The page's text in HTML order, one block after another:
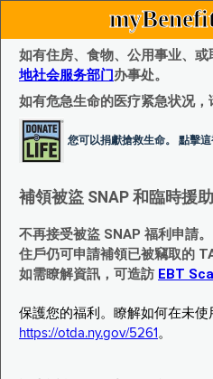
如有住房、食物、公用事业、
地社会服务部门办事处。
如有危急生命的医疗紧急状况，
您可以捐獻搶救生命。 點擊
補領被盜 SNAP 和臨時援
不再接受被盜 SNAP 福利申請。
住戶仍可申請補領已被竊取的
如需瞭解資訊，可造訪 EBT
保護您的福利。瞭解如何在未
https://otda.ny.gov/5261 。